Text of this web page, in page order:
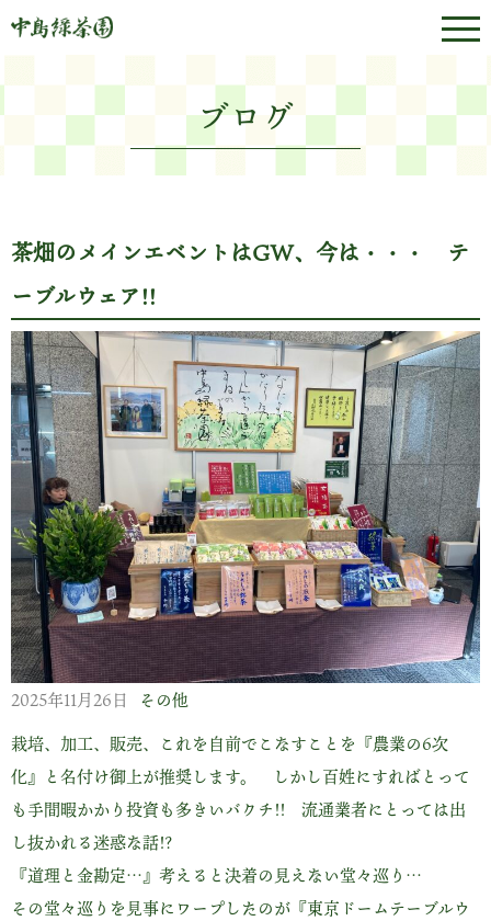
ブログ
茶畑のメインエベントはGW、今は・・・ テ
ーブルウェア!!
2025年11月26日
その他
栽培、加工、販売、これを自前でこなすことを『農業の6次
化』と名付け御上が推奨します。 しかし百姓にすればとって
も手間暇かかり投資も多きいバクチ!! 流通業者にとっては出
し抜かれる迷惑な話!?
『道理と金勘定…』考えると決着の見えない堂々巡り…
その堂々巡りを見事にワープしたのが『東京ドームテーブルウ